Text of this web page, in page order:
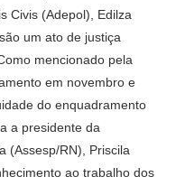
Civis (Adepol), Edilza
um ato de justiça
mencionado pela
em novembro e
do enquadramento
a presidente da
(Assesp/RN), Priscila
ao trabalho dos